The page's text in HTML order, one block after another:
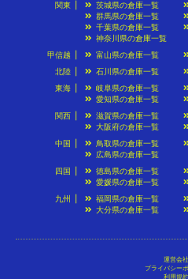
関東
茨城県の倉庫一覧
群馬県の倉庫一覧
千葉県の倉庫一覧
神奈川県の倉庫一覧
甲信越
富山県の倉庫一覧
北陸
石川県の倉庫一覧
東海
岐阜県の倉庫一覧
愛知県の倉庫一覧
関西
滋賀県の倉庫一覧
大阪府の倉庫一覧
中国
鳥取県の倉庫一覧
広島県の倉庫一覧
四国
徳島県の倉庫一覧
愛媛県の倉庫一覧
九州
福岡県の倉庫一覧
大分県の倉庫一覧
運営会社
プライバシー
利用規約